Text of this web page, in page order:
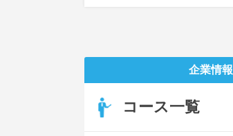
企業情報
コース一覧